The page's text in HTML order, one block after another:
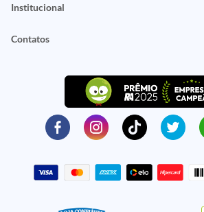
Institucional
Contatos